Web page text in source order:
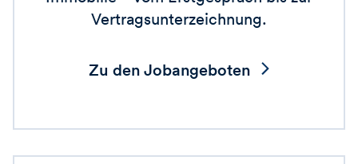
Vertragsunterzeichnung.
Zu den Jobangeboten